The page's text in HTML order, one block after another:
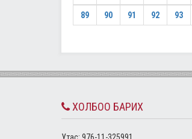
89 90 91 92 93
ХОЛБОО БАРИХ